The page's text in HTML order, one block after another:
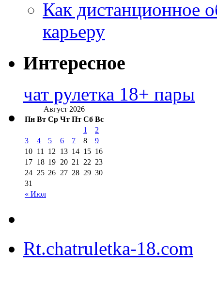
Как дистанционное
карьеру
Интересное
чат рулетка 18+ пары
Август 2026
Пн Вт Ср Чт Пт Сб Вс
« Июл
1
2
3
4 5 6 7 8
9
10 11 12 13 14 15 16
17 18 19 20 21 22 23
24 25 26 27 28 29 30
31
Rt.chatruletka-18.com